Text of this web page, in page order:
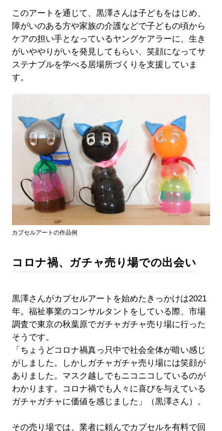
このアートを通じて、黒澤さんは子どもをはじめ、
障がいのある方や家族の介護などで子どもの頃から
ケアの担い手となっているヤングケアラーに、生き
がいややりがいを発見してもらい、笑顔になってサ
ステナブルを学べる居場所づくりを支援していま
す。
カプセルアートの作品例
コロナ禍、ガチャ売り場での出会い
黒澤さんがカプセルアートを始めたきっかけは2021
年。福祉事業のコンサルタントをしている際、市場
調査で東京の秋葉原でガチャガチャ売り場に行った
そうです。
「ちょうどコロナ禍真っ只中で社会全体が暗い感じ
がしました。しかしガチャガチャ売り場には笑顔が
ありました。マスク越しでもニコニコしているのが
わかります。コロナ禍でも人々に喜びを与えている
ガチャガチャに価値を感じました」（黒澤さん）。
その売り場では、業者に頼んでカプセルを有料で回